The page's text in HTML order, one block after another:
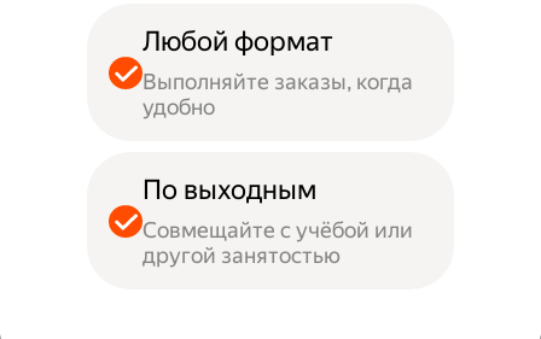
Любой формат
Выполняйте заказы, когда
удобно
По выходным
Совмещайте с учёбой или
другой занятостью